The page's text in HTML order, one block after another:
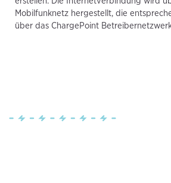
Mobilfunknetz hergestellt, die
über das ChargePoint